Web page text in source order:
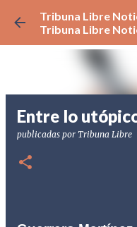
Ir al
Tribuna Libre
Tribuna Libre
Entre lo
publicadas por Tribuna Libre